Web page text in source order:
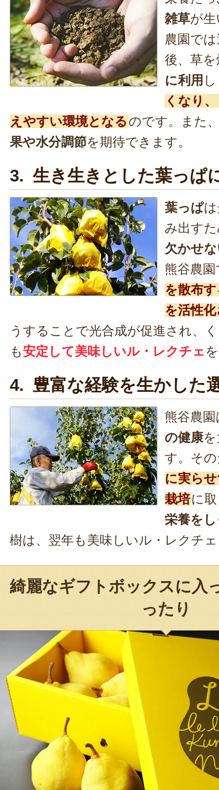
雑草が
農園で
後、草
に利用
くなり
えやすい環境となる のです。また
果や水分調節を期待できます。
3. 生き生きとした葉っぱ
葉っぱ
み出す
欠かせ
熊谷農
を散布
を活性
うすることで光合成が促進され、
も 安定して美味しいル・レクチェ
4. 豊富な経験を生かした
熊谷農
の健康
す。そ
に実ら
栽培に
栄養を
樹は、翌年も美味しいル・レクチ
綺麗なギフトボックスに入
ったり